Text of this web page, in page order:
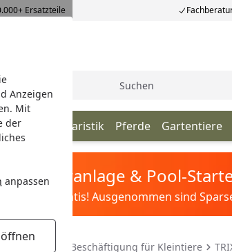
Anzeigen
Mit
der
anpassen
Ersatzteile
Suche
Vögel Aquaristik Pferde Gartentiere
& Pool-
gratis! Ausgenommen sind
Spiel & Beschäftigung für Kleintiere